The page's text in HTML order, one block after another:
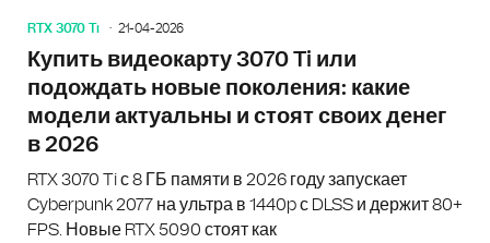
RTX 3070 Ti 21-04-2026
Купить видеокарту 3070 Ti или
подождать новые поколения: какие
модели актуальны и стоят своих денег
в 2026
RTX 3070 Ti с 8 ГБ памяти в 2026 году запускает
Cyberpunk 2077 на ультра в 1440p с DLSS и держит 80+
FPS. Новые RTX 5090 стоят как